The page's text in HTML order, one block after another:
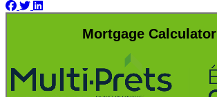
Mortgage Calculator